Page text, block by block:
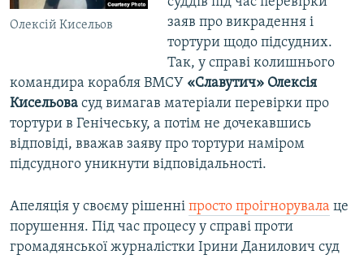
Олексій Кисельов
заяв про викрадення і
тортури щодо підсудних.
Так, у справі колишнього
командира корабля ВМСУ «Славутич» Олексія
Кисельова суд вимагав матеріали перевірки про
тортури в Генічеську, а потім не дочекавшись
відповіді, вважав заяву про тортури наміром
підсудного уникнути відповідальності.
Апеляція у своєму рішенні просто проігнорувала це
порушення. Під час процесу у справі проти
громадянської журналістки Ірини Данилович суд